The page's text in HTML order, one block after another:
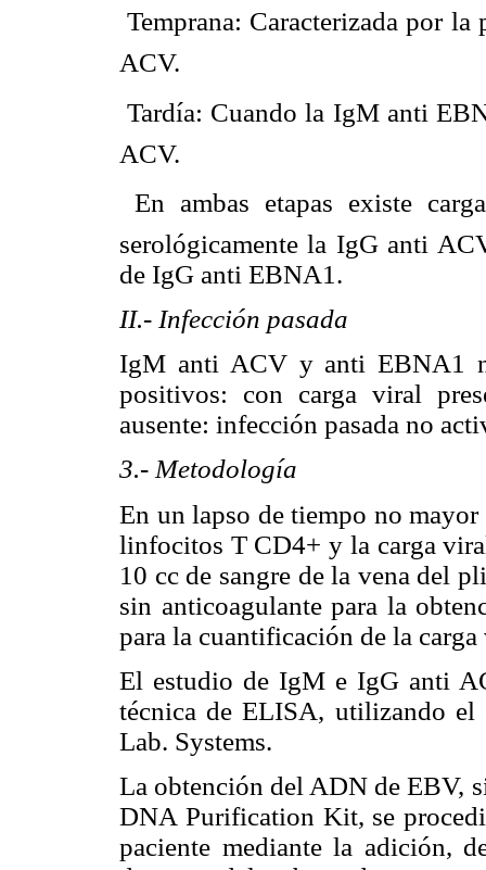
 Temprana: Caracterizada por
ACV.
 Tardía: Cuando la IgM anti
ACV.
 En ambas etapas existe
serológicamente la IgG anti
de IgG anti EBNA1.
II.- Infección pasada
IgM anti ACV y anti EBNA1
positivos: con carga viral
ausente: infección pasada no
3.- Metodología
En un lapso de tiempo no
linfocitos T CD4+ y la carga
10 cc de sangre de la vena del
sin anticoagulante para la
para la cuantificación de la
El estudio de IgM e IgG anti
técnica de ELISA, utilizando el
Lab. Systems.
La obtención del ADN de EBV,
DNA Purification Kit, se
paciente mediante la adición,